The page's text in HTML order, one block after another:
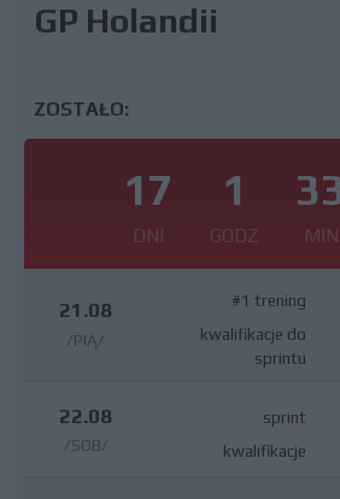
GP Holandii
ZOSTAŁO:
17
DNI
1
GODZ
32
MIN
21.08
/PIĄ/
#1 trening
kwalifikacje do
sprintu
22.08
/SOB/
sprint
kwalifikacje